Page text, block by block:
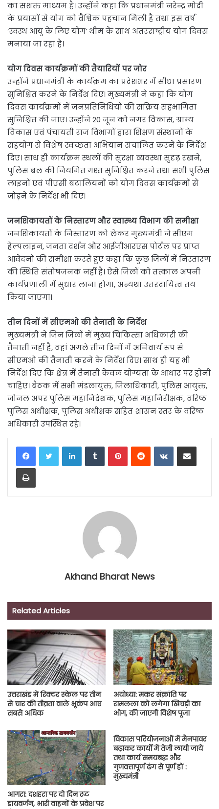
का सशक्त माध्यम है। उन्होंने कहा कि प्रधानमंत्री नरेन्द्र मोदी
के प्रयासों से योग को वैश्विक पहचान मिली है तथा इस वर्ष
‘स्वस्थ आयु के लिए योग’ थीम के साथ अंतरराष्ट्रीय योग दिवस
मनाया जा रहा है।
योग दिवस कार्यक्रमों की तैयारियों पर जोर
उन्होंने प्रधानमंत्री के कार्यक्रम का प्रदेशभर में सीधा प्रसारण
सुनिश्चित करने के निर्देश दिए। मुख्यमंत्री ने कहा कि योग
दिवस कार्यक्रमों में जनप्रतिनिधियों की सक्रिय सहभागिता
सुनिश्चित की जाए। उन्होंने 20 जून को नगर विकास, ग्राम्य
विकास एवं पंचायती राज विभागों द्वारा शिक्षण संस्थानों के
सहयोग से विशेष स्वच्छता अभियान संचालित करने के निर्देश
दिए। साथ ही कार्यक्रम स्थलों की सुरक्षा व्यवस्था सुदृढ़ रखने,
पुलिस बल की नियमित गश्त सुनिश्चित करने तथा सभी पुलिस
लाइनों एवं पीएसी बटालियनों को योग दिवस कार्यक्रमों से
जोड़ने के निर्देश भी दिए।
जनशिकायतों के निस्तारण और स्वास्थ्य विभाग की समीक्षा
जनशिकायतों के निस्तारण को लेकर मुख्यमंत्री ने सीएम
हेल्पलाइन, जनता दर्शन और आईजीआरएस पोर्टल पर प्राप्त
आवेदनों की समीक्षा करते हुए कहा कि कुछ जिलों में निस्तारण
की स्थिति संतोषजनक नहीं है। ऐसे जिलों को तत्काल अपनी
कार्यप्रणाली में सुधार लाना होगा, अन्यथा उत्तरदायित्व तय
किया जाएगा।
तीन दिनों में सीएमओ की तैनाती के निर्देश
मुख्यमंत्री ने जिन जिलों में मुख्य चिकित्सा अधिकारी की
तैनाती नहीं है, वहां अगले तीन दिनों में अनिवार्य रूप से
सीएमओ की तैनाती करने के निर्देश दिए। साथ ही यह भी
निर्देश दिए कि क्षेत्र में तैनाती केवल योग्यता के आधार पर होनी
चाहिए। बैठक में सभी मंडलायुक्त, जिलाधिकारी, पुलिस आयुक्त,
जोनल अपर पुलिस महानिदेशक, पुलिस महानिरीक्षक, वरिष्ठ
पुलिस अधीक्षक, पुलिस अधीक्षक सहित शासन स्तर के वरिष्ठ
अधिकारी उपस्थित रहे।
LinkedInTumblrPinterestReddit VKontakteShare via Email
Print
Akhand Bharat News
Related Articles
उत्तराखंड में रिक्टर स्केल पर तीन
से चार की तीव्रता वाले भूकंप आए
सबसे अधिक
अयोध्या: मकर संक्रांति पर
रामलला को लगेगा खिचड़ी का
भोग, की जाएगी विशेष पूजा
आगरा: दशहरा पर दो दिन रूट
डायवर्जन, भारी वाहनों के प्रवेश पर
विकास परियोजनाओं में मैनपावर
बढ़ाकर कार्यों में तेजी लायी जाये
तथा कार्य समयबद्ध और
गुणवत्तापूर्ण ढंग से पूर्ण हों :
मुख्यमंत्री